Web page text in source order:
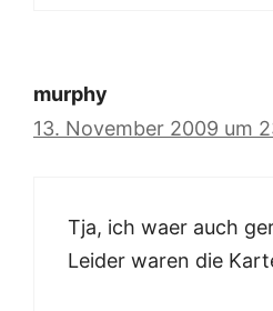
murphy
13. November 2009 um
Tja, ich waer auch
Leider waren die